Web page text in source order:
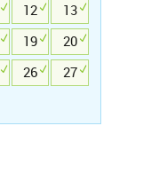
12
13
19
20
26
27